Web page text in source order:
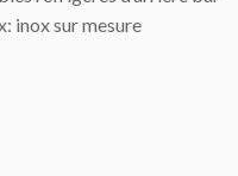
inox sur mesure